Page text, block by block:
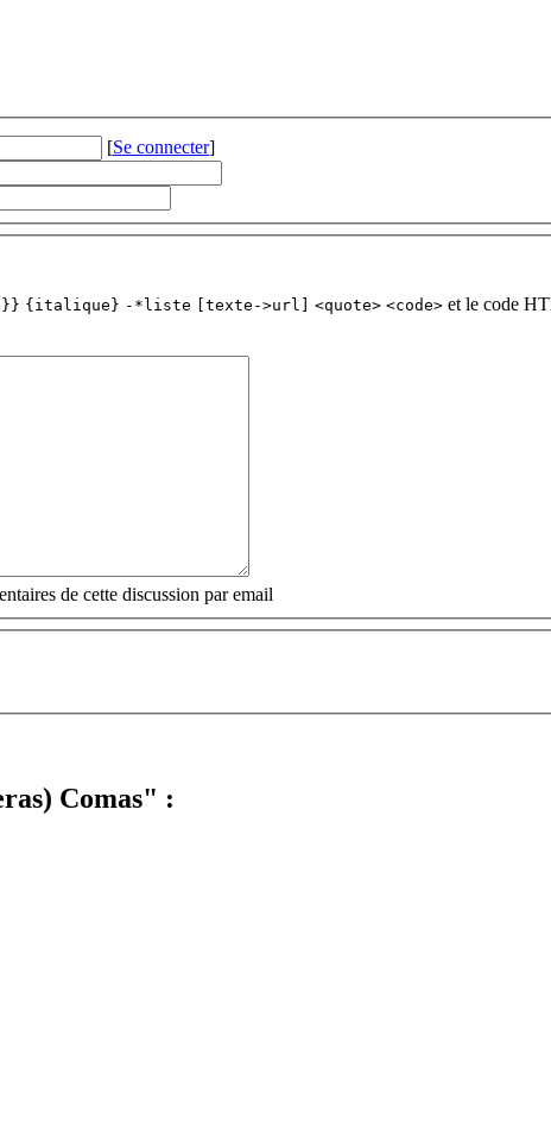
[Se connecter]
{italique} -*liste [texte->url] <quote> <code> et le code
de cette discussion par email
Comas" :